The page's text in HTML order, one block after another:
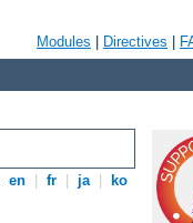
Modules Directives
en fr ja ko